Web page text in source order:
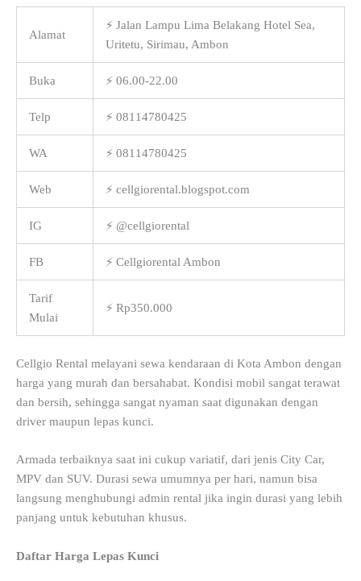
Alamat
⚡ Jalan Lampu Lima Belakang Hotel Sea,
Uritetu, Sirimau, Ambon
Buka ⚡ 06.00-22.00
Telp ⚡ 08114780425
WA ⚡ 08114780425
Web ⚡ cellgiorental.blogspot.com
IG ⚡ @cellgiorental
FB ⚡ Cellgiorental Ambon
Tarif
Mulai
⚡ Rp350.000
Cellgio Rental melayani sewa kendaraan di Kota Ambon dengan
harga yang murah dan bersahabat. Kondisi mobil sangat terawat
dan bersih, sehingga sangat nyaman saat digunakan dengan
driver maupun lepas kunci.
Armada terbaiknya saat ini cukup variatif, dari jenis City Car,
MPV dan SUV. Durasi sewa umumnya per hari, namun bisa
langsung menghubungi admin rental jika ingin durasi yang lebih
panjang untuk kebutuhan khusus.
Daftar Harga Lepas Kunci